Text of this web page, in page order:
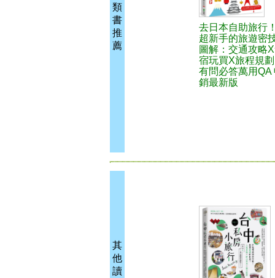
類
書
推
薦
去日本自助旅行
超新手的旅遊密
圖解：交通攻略
宿玩買X旅程規
有問必答萬用QA
銷最新版
其
他
讀